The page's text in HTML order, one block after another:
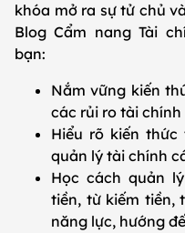
khóa mở ra sự tử chủ
Blog Cẩm nang Tài
bạn:
Nắm vững kiến
các rủi ro tài chính
Hiểu rõ kiến
quản lý tài chính
Học cách quản
tiền, từ kiếm tiền,
năng lực, hướng